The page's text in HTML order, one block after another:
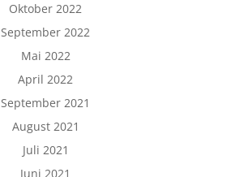
Oktober 2022
September 2022
Mai 2022
April 2022
September 2021
August 2021
Juli 2021
Juni 2021